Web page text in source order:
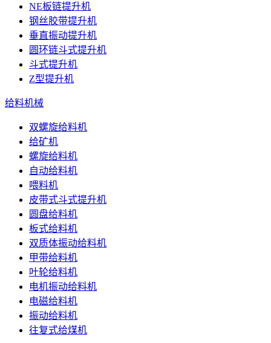
NE板链提升机
钢丝胶带提升机
垂直振动提升机
圆环链斗式提升机
斗式提升机
Z型提升机
给料机械
双螺旋给料机
给矿机
螺旋给料机
自动给料机
喂料机
皮带式斗式提升机
圆盘给料机
板式给料机
双质体振动给料机
甲带给料机
叶轮给料机
电机振动给料机
电磁给料机
振动给料机
往复式给煤机